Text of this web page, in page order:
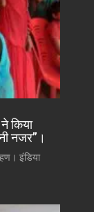
किया
नजर”।
इंडिया